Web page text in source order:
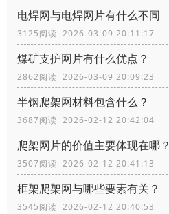
电焊网与电焊网片有什么不同
3125阅读 2026-03-09 20:11:17
煤矿支护网片有什么优点？
2862阅读 2026-03-09 20:09:23
半钢爬架网材料包含什么？
3687阅读 2026-02-12 20:42:04
爬架网片的价值主要体现在哪？
3507阅读 2026-02-12 20:41:13
框架爬架网与哪些要素有关？
3545阅读 2026-02-12 20:40:53